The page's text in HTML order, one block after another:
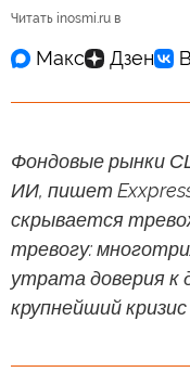
Читать inosmi.ru в
Фондовые рынки
ИИ, пишет
скрывается
тревогу:
утрата доверия к
крупнейший